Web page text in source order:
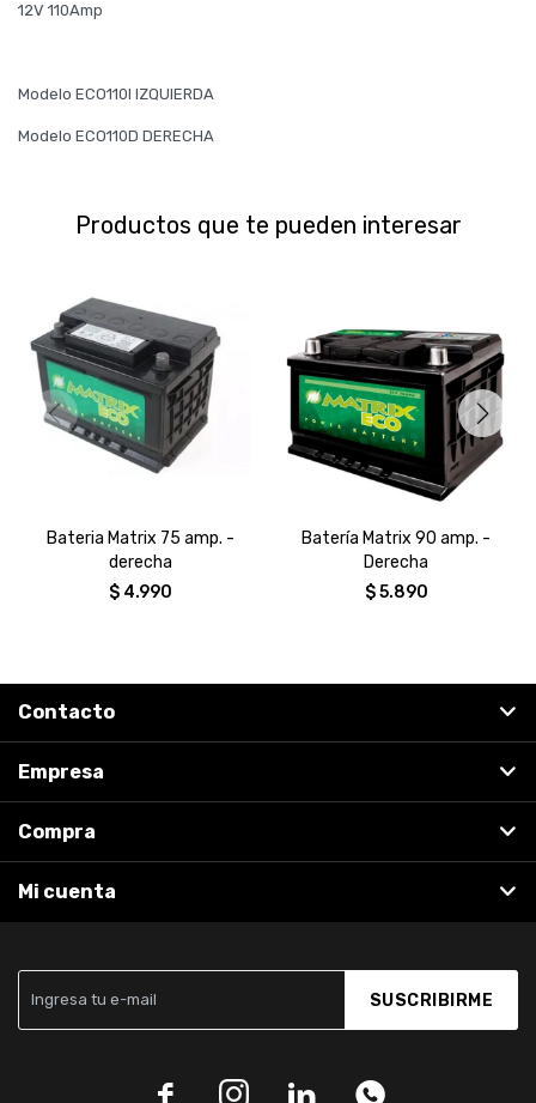
12V 110Amp
Modelo ECO110I IZQUIERDA
Modelo ECO110D DERECHA
Productos que te pueden interesar
Bateria Matrix 75 amp. -
derecha
$ 4.990
Batería Matrix 90 amp. -
Derecha
$ 5.890
SUSCRIBIRME
   
Contacto
Empresa
Compra
Mi cuenta